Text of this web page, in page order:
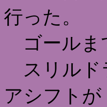
行った。
ゴールま
スリルド
アシフトが